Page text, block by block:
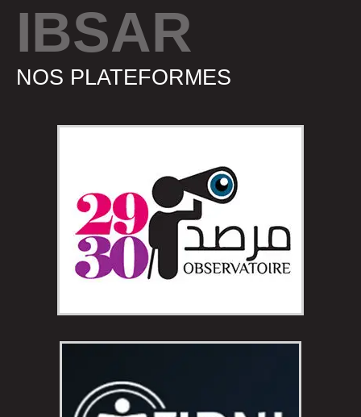
IBSAR
NOS PLATEFORMES